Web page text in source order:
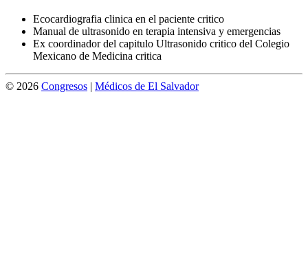
Ecocardiografia clinica en el paciente critico
Manual de ultrasonido en terapia intensiva y emergencias
Ex coordinador del capitulo Ultrasonido critico del Colegio
Mexicano de Medicina critica
© 2026 Congresos | Médicos de El Salvador